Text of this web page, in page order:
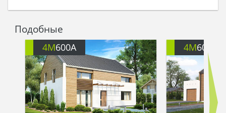
три спальни и гардеробная впечатляют своими
размерами. А в большой ванной комнате кроме
стандартного набора сантехники, можно
установить дополнительную душевую кубинку.
Подобные
4M600A 4M600G